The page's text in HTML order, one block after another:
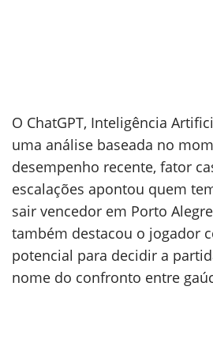
O ChatGPT, Inteligência
uma análise baseada no
desempenho recente, fator
escalações apontou quem
sair vencedor em Porto
também destacou o jogador
potencial para decidir a
nome do confronto entre